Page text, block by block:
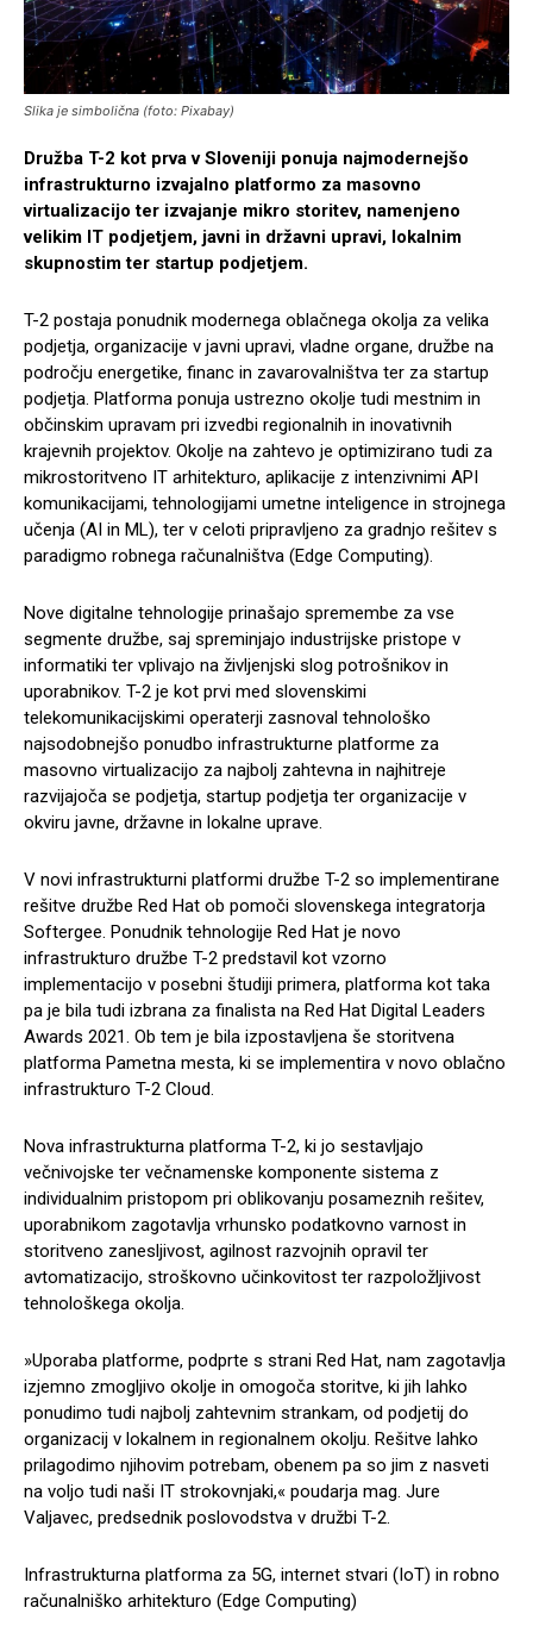
Slika je simbolična (foto: Pixabay)
Družba T-2 kot prva v Sloveniji ponuja najmodernejšo
infrastrukturno izvajalno platformo za masovno
virtualizacijo ter izvajanje mikro storitev, namenjeno
velikim IT podjetjem, javni in državni upravi, lokalnim
skupnostim ter startup podjetjem.
T-2 postaja ponudnik modernega oblačnega okolja za velika
podjetja, organizacije v javni upravi, vladne organe, družbe na
področju energetike, financ in zavarovalništva ter za startup
podjetja. Platforma ponuja ustrezno okolje tudi mestnim in
občinskim upravam pri izvedbi regionalnih in inovativnih
krajevnih projektov. Okolje na zahtevo je optimizirano tudi za
mikrostoritveno IT arhitekturo, aplikacije z intenzivnimi API
komunikacijami, tehnologijami umetne inteligence in strojnega
učenja (AI in ML), ter v celoti pripravljeno za gradnjo rešitev s
paradigmo robnega računalništva (Edge Computing).
Nove digitalne tehnologije prinašajo spremembe za vse
segmente družbe, saj spreminjajo industrijske pristope v
informatiki ter vplivajo na življenjski slog potrošnikov in
uporabnikov. T-2 je kot prvi med slovenskimi
telekomunikacijskimi operaterji zasnoval tehnološko
najsodobnejšo ponudbo infrastrukturne platforme za
masovno virtualizacijo za najbolj zahtevna in najhitreje
razvijajoča se podjetja, startup podjetja ter organizacije v
okviru javne, državne in lokalne uprave.
V novi infrastrukturni platformi družbe T-2 so implementirane
rešitve družbe Red Hat ob pomoči slovenskega integratorja
Softergee. Ponudnik tehnologije Red Hat je novo
infrastrukturo družbe T-2 predstavil kot vzorno
implementacijo v posebni študiji primera, platforma kot taka
pa je bila tudi izbrana za finalista na Red Hat Digital Leaders
Awards 2021. Ob tem je bila izpostavljena še storitvena
platforma Pametna mesta, ki se implementira v novo oblačno
infrastrukturo T-2 Cloud.
Nova infrastrukturna platforma T-2, ki jo sestavljajo
večnivojske ter večnamenske komponente sistema z
individualnim pristopom pri oblikovanju posameznih rešitev,
uporabnikom zagotavlja vrhunsko podatkovno varnost in
storitveno zanesljivost, agilnost razvojnih opravil ter
avtomatizacijo, stroškovno učinkovitost ter razpoložljivost
tehnološkega okolja.
»Uporaba platforme, podprte s strani Red Hat, nam zagotavlja
izjemno zmogljivo okolje in omogoča storitve, ki jih lahko
ponudimo tudi najbolj zahtevnim strankam, od podjetij do
organizacij v lokalnem in regionalnem okolju. Rešitve lahko
prilagodimo njihovim potrebam, obenem pa so jim z nasveti
na voljo tudi naši IT strokovnjaki,« poudarja mag. Jure
Valjavec, predsednik poslovodstva v družbi T-2.
Infrastrukturna platforma za 5G, internet stvari (IoT) in robno
računalniško arhitekturo (Edge Computing)